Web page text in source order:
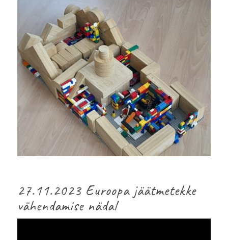
27.11.2023 Euroopa jäätmetekke
vähendamise nädal